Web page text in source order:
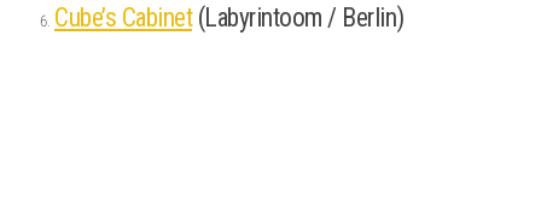
Cube’s Cabinet(Labyrintoom / Berlin)